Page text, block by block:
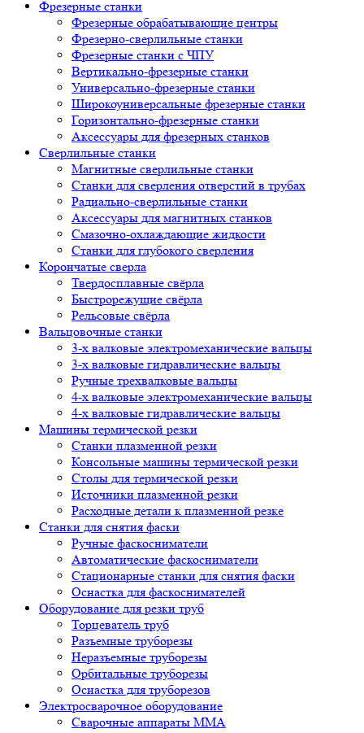
Фрезерные станки
Фрезерные обрабатывающие центры
Фрезерно-сверлильные станки
Фрезерные станки с ЧПУ
Вертикально-фрезерные станки
Универсально-фрезерные станки
Широкоуниверсальные фрезерные станки
Горизонтально-фрезерные станки
Аксессуары для фрезерных станков
Сверлильные станки
Магнитные сверлильные станки
Станки для сверления отверстий в трубах
Радиально-сверлильные станки
Аксессуары для магнитных станков
Смазочно-охлаждающие жидкости
Станки для глубокого сверления
Корончатые сверла
Твердосплавные свёрла
Быстрорежущие свёрла
Рельсовые свёрла
Вальцовочные станки
3-х валковые электромеханические вальцы
3-х валковые гидравлические вальцы
Ручные трехвалковые вальцы
4-х валковые электромеханические вальцы
4-х валковые гидравлические вальцы
Машины термической резки
Станки плазменной резки
Консольные машины термической резки
Столы для термической резки
Источники плазменной резки
Расходные детали к плазменной резке
Станки для снятия фаски
Ручные фаскосниматели
Автоматические фаскосниматели
Стационарные станки для снятия фаски
Оснастка для фаскоснимателей
Оборудование для резки труб
Торцеватель труб
Разъемные труборезы
Неразъемные труборезы
Орбитальные труборезы
Оснастка для труборезов
Электросварочное оборудование
Сварочные аппараты MMA